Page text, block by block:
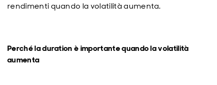
rendimenti quando la volatilità aumenta.
Perché la duration è importante quando la volatilità
aumenta